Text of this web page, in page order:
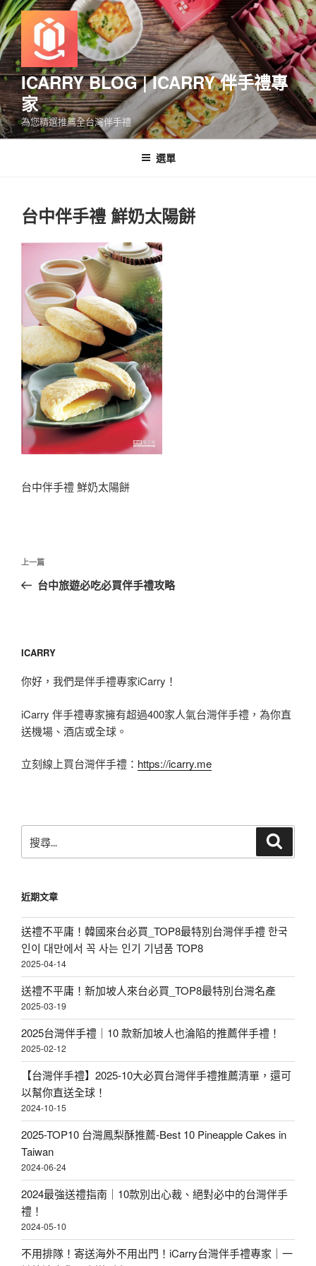
跳
至
主
要
內
容
ICARRY BLOG | ICARRY 伴手禮專
家
為您精選推薦全台灣伴手禮
選單
台中伴手禮 鮮奶太陽餅
台中伴手禮 鮮奶太陽餅
文
導
上
一
上一篇
台中旅遊必吃必買伴手禮攻略
ICARRY
你好，我們是伴手禮專家iCarry！
iCarry 伴手禮專家擁有超過400家人氣台灣伴手禮，為你直
送機場、酒店或全球。
立刻線上買台灣伴手禮： https://icarry.me
尋
字:
近期文章
送禮不平庸！韓國來台必買_TOP8最特別台灣伴手禮 한국
인이 대만에서 꼭 사는 인기 기념품 TOP8
2025-04-14
送禮不平庸！新加坡人來台必買_TOP8最特別台灣名產
2025-03-19
2025台灣伴手禮｜10 款新加坡人也淪陷的推薦伴手禮！
2025-02-12
【台灣伴手禮】2025-10大必買台灣伴手禮推薦清單，還可
以幫你直送全球！
2024-10-15
2025-TOP10 台灣鳳梨酥推薦-Best 10 Pineapple Cakes in
Taiwan
2024-06-24
2024最強送禮指南｜10款別出心裁、絕對必中的台灣伴手
禮！
2024-05-10
不用排隊！寄送海外不用出門！iCarry台灣伴手禮專家｜一